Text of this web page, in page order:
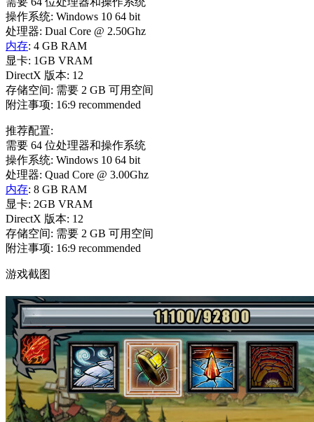
操作系统: Windows 10 64 bit
处理器: Dual Core @ 2.50Ghz
内存: 4 GB RAM
显卡: 1GB VRAM
DirectX 版本: 12
存储空间: 需要 2 GB 可用空间
附注事项: 16:9 recommended
推荐配置:
需要 64 位处理器和操作系统
操作系统: Windows 10 64 bit
处理器: Quad Core @ 3.00Ghz
内存: 8 GB RAM
显卡: 2GB VRAM
DirectX 版本: 12
存储空间: 需要 2 GB 可用空间
附注事项: 16:9 recommended
游戏截图